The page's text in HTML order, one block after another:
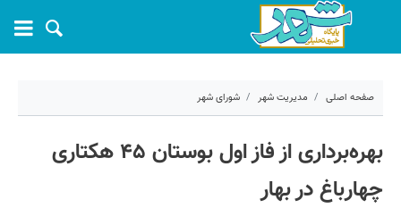
صفحه اصلی مدیریت شهر شورای شهر
کد مطلب: 65885
بهره‌برداری از فاز اول بوستان ۴۵ هکتاری
چهارباغ در بهار